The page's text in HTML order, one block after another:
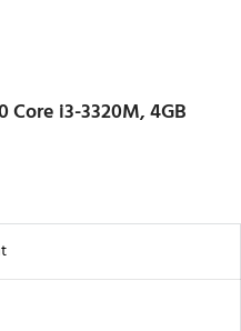
i3-3320M, 4GB